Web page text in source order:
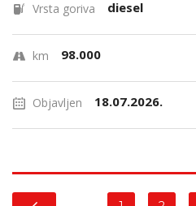
Vrsta goriva diesel
km 98.000
Objavljen 18.07.2026.